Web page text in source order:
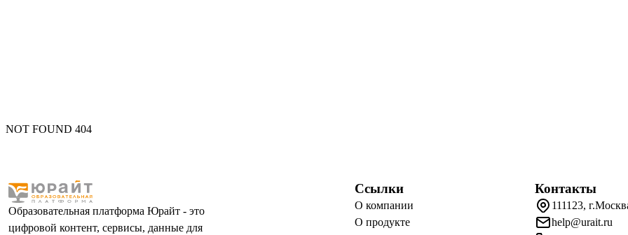
NOT FOUND 404
Образовательная платформа Юрайт - это
цифровой контент, сервисы, данные для
Ссылки
О компании
О продукте
Контакты
111123,
help@urait.ru